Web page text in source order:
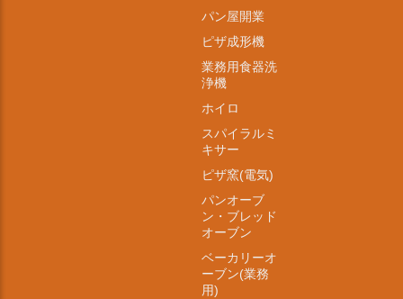
パン屋開業
ピザ成形機
業務用食器洗
浄機
ホイロ
スパイラルミ
キサー
ピザ窯(電気)
パンオーブ
ン・ブレッド
オーブン
ベーカリーオ
ーブン(業務
用)